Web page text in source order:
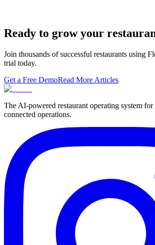
Ready to grow your
Join thousands of successful restaurants using
trial today.
Get a Free DemoRead More Articles
The AI-powered restaurant operating system
connected operations.